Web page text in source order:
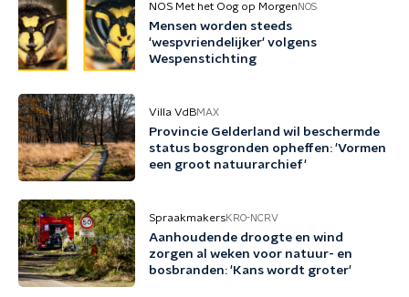
NOS Met het Oog op Morgen NOS
Mensen worden steeds
'wespvriendelijker' volgens
Wespenstichting
Villa VdBMAX
Provincie Gelderland wil beschermde
status bosgronden opheffen: 'Vormen
een groot natuurarchief'
SpraakmakersKRO-NCRV
Aanhoudende droogte en wind
zorgen al weken voor natuur- en
bosbranden: 'Kans wordt groter'